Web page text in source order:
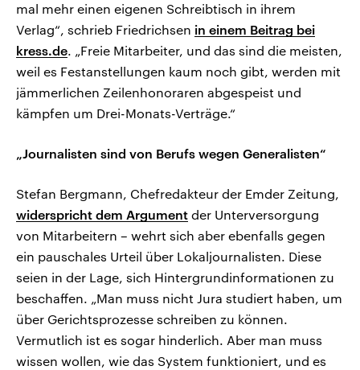
mal mehr einen eigenen Schreibtisch in ihrem
Verlag“, schrieb Friedrichsen in einem Beitrag bei
kress.de. „Freie Mitarbeiter, und das sind die meisten,
weil es Festanstellungen kaum noch gibt, werden mit
jämmerlichen Zeilenhonoraren abgespeist und
kämpfen um Drei-Monats-Verträge.“
„Journalisten sind von Berufs wegen Generalisten“
Stefan Bergmann, Chefredakteur der Emder Zeitung,
widerspricht dem Argument der Unterversorgung
von Mitarbeitern – wehrt sich aber ebenfalls gegen
ein pauschales Urteil über Lokaljournalisten. Diese
seien in der Lage, sich Hintergrundinformationen zu
beschaffen. „Man muss nicht Jura studiert haben, um
über Gerichtsprozesse schreiben zu können.
Vermutlich ist es sogar hinderlich. Aber man muss
wissen wollen, wie das System funktioniert, und es